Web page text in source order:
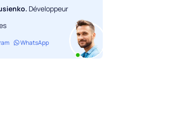
Développeur
WhatsApp